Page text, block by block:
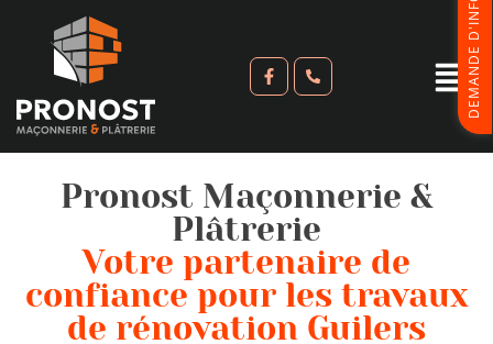
Pronost Maçonnerie &
Plâtrerie
Votre partenaire de
confiance pour les travaux
de rénovation Guilers